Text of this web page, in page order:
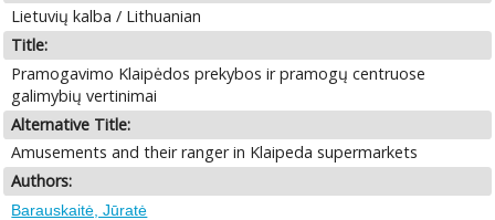
Lietuvių kalba / Lithuanian
Title:
Pramogavimo Klaipėdos prekybos ir pramogų centruose
galimybių vertinimai
Alternative Title:
Amusements and their ranger in Klaipeda supermarkets
Authors:
Barauskaitė, Jūratė